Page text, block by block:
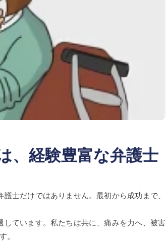
、経験豊富な弁護士
士だけではありません。最初から成功まで、
ています。私たちは共に、痛みを力へ、被害
。